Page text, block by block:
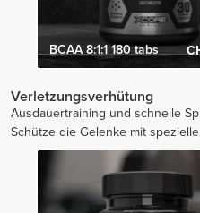
BCAA 8:1:1 180 tabs
Verletzungsverhütung
Ausdauertraining und schnelle
Schütze die Gelenke mit